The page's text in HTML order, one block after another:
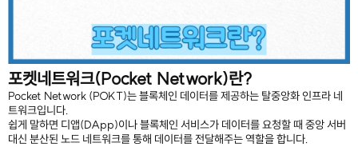
포켓네트워크(Pocket Network)란?
Pocket Network (POKT)는 블록체인 데이터를 제공하는 탈중앙화 인프라 네
트워크입니다.
쉽게 말하면 디앱(DApp)이나 블록체인 서비스가 데이터를 요청할 때 중앙 서버
대신 분산된 노드 네트워크를 통해 데이터를 전달해주는 역할을 합니다.